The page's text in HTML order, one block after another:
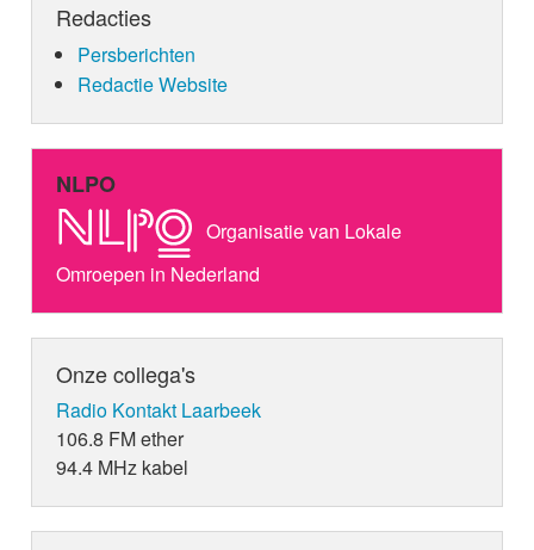
Redacties
Persberichten
Redactie Website
NLPO
Organisatie van Lokale
Omroepen in Nederland
Onze collega's
Radio Kontakt Laarbeek
106.8 FM ether
94.4 MHz kabel